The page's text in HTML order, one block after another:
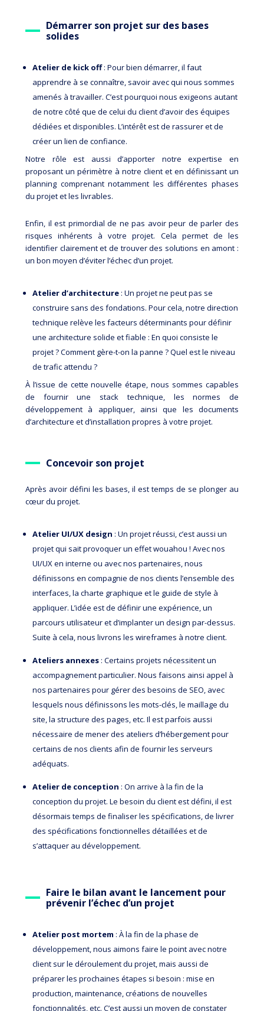
Démarrer son projet sur des bases
solides
Atelier de kick off: Pour bien démarrer, il faut
apprendre à se connaître, savoir avec qui nous sommes
amenés à travailler.C’est pourquoi nous exigeons autant
de notre côté que de celui du client d’avoir des équipes
dédiées et disponibles. L’intérêt est de rassurer et de
créer un lien de confiance.
Notre rôle est aussi d’apporter notre expertise en
proposant un périmètre à notre client et en définissant un
planning comprenant notamment les différentes phases
du projet et les livrables.
Enfin, il est primordial de ne pas avoir peur de parler des
risques inhérents à votre projet. Cela permet de les
identifier clairement et de trouver des solutions en amont :
un bon moyen d’éviter l’échec d’un projet.
Atelier d’architecture : Un projet ne peut pas se
construire sans des fondations. Pour cela, notre direction
technique relève les facteurs déterminants pour définir
une architecture solide et fiable : En quoi consiste le
projet ? Comment gère-t-on la panne ? Quel est le niveau
de trafic attendu ?
À l’issue de cette nouvelle étape, nous sommes capables
de fournir une stack technique, les normes de
développement à appliquer, ainsi que les documents
d’architecture et d’installation propres à votre projet.
Concevoir son projet
Après avoir défini les bases, il est temps de se plonger au
cœur du projet.
Atelier UI/UX design : Un projet réussi, c’est aussi un
projet qui sait provoquer un effet wouahou ! Avec nos
UI/UX en interne ou avec nos partenaires, nous
définissons en compagnie de nos clients l’ensemble des
interfaces, la charte graphique et le guide de style à
appliquer. L’idée est de définir une expérience, un
parcours utilisateur et d’implanter un design par-dessus.
Suite à cela, nous livrons les wireframes à notre client.
Ateliers annexes : Certains projets nécessitent un
accompagnement particulier. Nous faisons ainsi appel à
nos partenaires pour gérer des besoins de SEO, avec
lesquels nous définissons les mots-clés, le maillage du
site, la structure des pages, etc. Il est parfois aussi
nécessaire de mener des ateliers d’hébergement pour
certains de nos clients afin de fournir les serveurs
adéquats.
Atelier de conception : On arrive à la fin de la
conception du projet. Le besoin du client est défini, il est
désormais temps de finaliser les spécifications, de livrer
des spécifications fonctionnelles détaillées et de
s’attaquer au développement.
Faire le bilan avant le lancement pour
prévenir l’échec d’un projet
Atelier post mortem : À la fin de la phase de
développement, nous aimons faire le point avec notre
client sur le déroulement du projet, mais aussi de
préparer les prochaines étapes si besoin : mise en
production, maintenance, créations de nouvelles
fonctionnalités, etc. C’est aussi un moyen de constater